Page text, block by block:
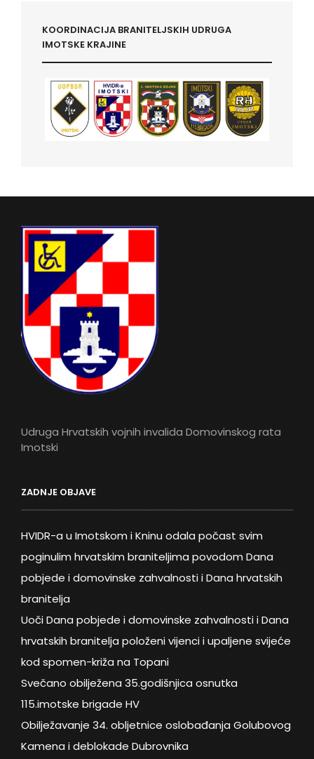
KOORDINACIJA BRANITELJSKIH UDRUGA
IMOTSKE KRAJINE
Udruga Hrvatskih vojnih invalida Domovinskog rata
Imotski
ZADNJE OBJAVE
HVIDR-a u Imotskom i Kninu odala počast svim
poginulim hrvatskim braniteljima povodom Dana
pobjede i domovinske zahvalnosti i Dana hrvatskih
branitelja
Uoči Dana pobjede i domovinske zahvalnosti i Dana
hrvatskih branitelja položeni vijenci i upaljene svijeće
kod spomen-križa na Topani
Svečano obilježena 35.godišnjica osnutka
115.imotske brigade HV
Obilježavanje 34. obljetnice oslobađanja Golubovog
Kamena i deblokade Dubrovnika